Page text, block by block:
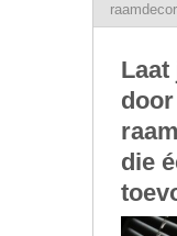
Laat
die